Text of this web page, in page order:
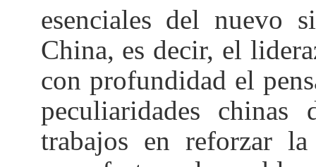
esenciales del nuevo
China, es decir, el
con profundidad el
peculiaridades
trabajos en reforzar